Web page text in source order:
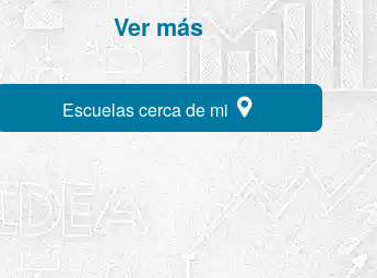
Ver más
Escuelas cerca de mi